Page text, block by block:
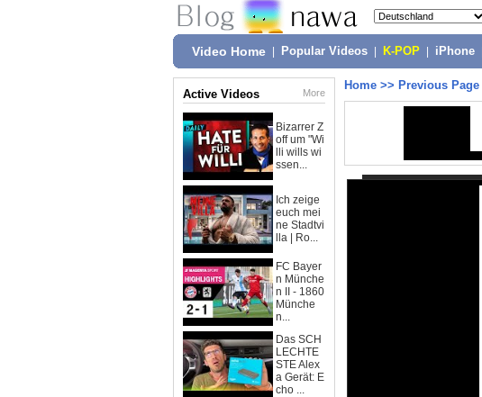
Video Home Popular Videos K-POP iPhone
Active Videos More
Bizarrer Z
off um "Wi
lli wills wi
ssen...
Ich zeige
euch mei
ne Stadtvi
lla | Ro...
FC Bayer
n Münche
n II - 1860
Münche
n...
Das SCH
LECHTE
STE Alex
a Gerät: E
cho ...
Home >> Previous Page